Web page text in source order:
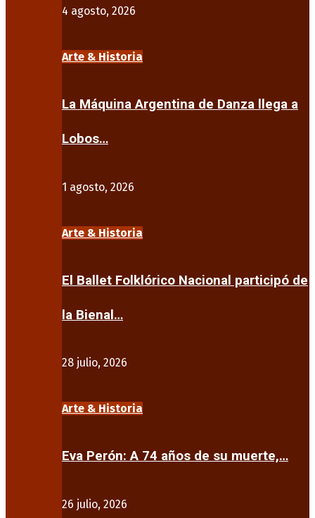
4 agosto, 2026
Arte & Historia
La Máquina Argentina de Danza llega a
Lobos…
1 agosto, 2026
Arte & Historia
El Ballet Folklórico Nacional participó de
la Bienal…
28 julio, 2026
Arte & Historia
Eva Perón: A 74 años de su muerte,…
26 julio, 2026